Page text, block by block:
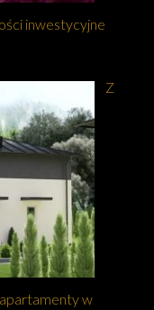
inwestycyjne
Z
w